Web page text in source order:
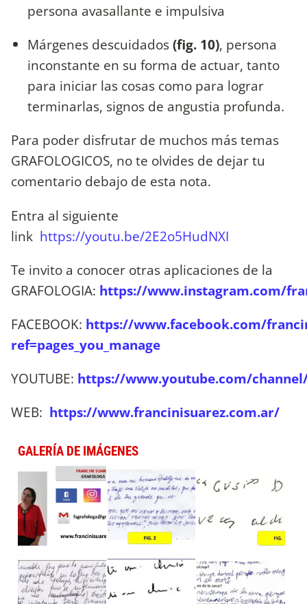
persona avasallante e impulsiva
Márgenes descuidados(fig. 10), persona
inconstante en su forma de actuar, tanto
para iniciar las cosas como para lograr
terminarlas, signos de angustia profunda.
Para poder disfrutar de muchos más temas
GRAFOLOGICOS, no te olvides de dejar tu
comentario debajo de esta nota.
Entra al siguiente
link https://youtu.be/2E2o5HudNXI
Te invito a conocer otras aplicaciones de la
GRAFOLOGIA: https://www.instagram.com/
FACEBOOK: https://www.facebook.com/
ref=pages_you_manage
YOUTUBE: https://www.youtube.com/
WEB: https://www.francinisuarez.com.ar/
GALERÍA DE IMÁGENES